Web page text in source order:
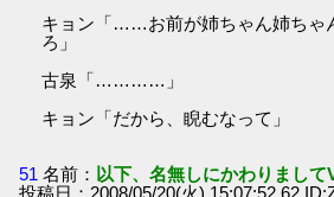
キョン「……お前が姉ちゃん姉ちゃ
ろ」
古泉「…………」
キョン「だから、睨むなって」
51 名前： 以下、名無しにかわりまして
投稿日：2008/05/20(火) 15:07:52.62